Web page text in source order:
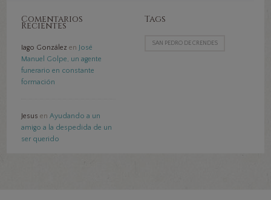
Comentarios
Recientes
Iago González en José
Manuel Golpe, un agente
funerario en constante
formación
Jesus enAyudando a un
amigo a la despedida de un
ser querido
Tags
SAN PEDRO DE CRENDES